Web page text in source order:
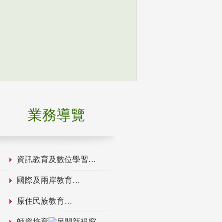
業務導覽
資訊教育及數位學習
國際及兩岸教育
原住民族教育